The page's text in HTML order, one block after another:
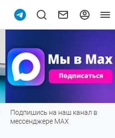
Подпишись на наш канал в
мессенджере МАХ